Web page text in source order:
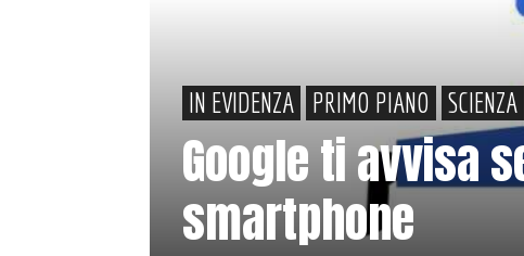
IN EVIDENZA PRIMO PIANO SCIENZA
Google ti avvisa
smartphone